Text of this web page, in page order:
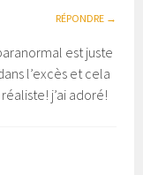
RÉPONDRE
est juste
l’excès et cela
j’ai adoré!